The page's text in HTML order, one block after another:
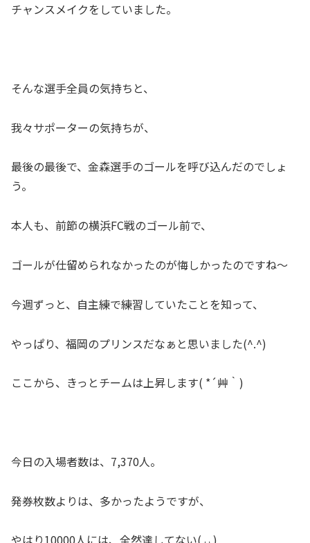
チャンスメイクをしていました。
そんな選手全員の気持ちと、
我々サポーターの気持ちが、
最後の最後で、金森選手のゴールを呼び込んだのでしょ
う。
本人も、前節の横浜FC戦のゴール前で、
ゴールが仕留められなかったのが悔しかったのですね～
今週ずっと、自主練で練習していたことを知って、
やっぱり、福岡のプリンスだなぁと思いました(^.^)
ここから、きっとチームは上昇します( *´艸｀)
今日の入場者数は、7,370人。
発券枚数よりは、多かったようですが、